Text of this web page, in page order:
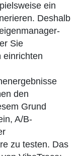
ein
Deshalb
Sie
einrichten
den
Grund
A/B-
zu testen. Das